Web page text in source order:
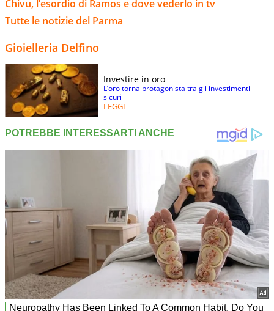
Chivu, l’esordio di Ramos e dove vederlo in tv
Tutte le notizie del Parma
Gioielleria Delfino
Investire in oro
L’oro torna protagonista tra gli investimenti
sicuri
LEGGI